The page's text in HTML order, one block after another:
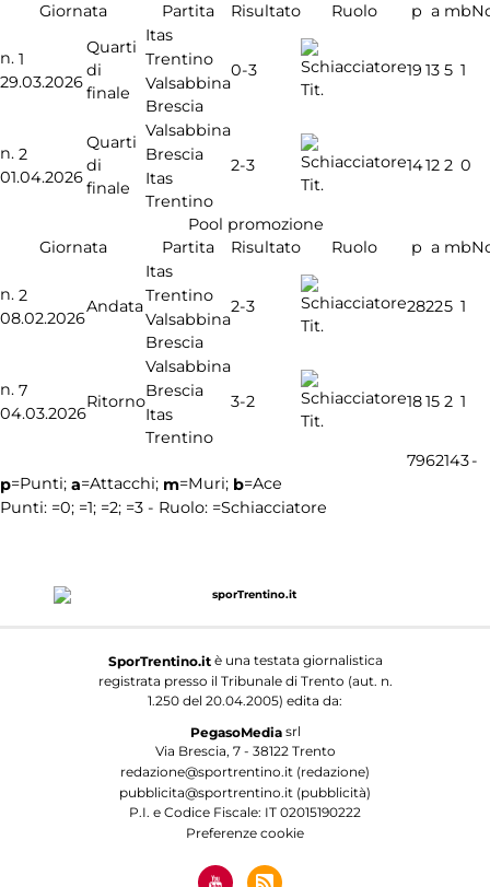
Giornata
Partita Risultato Ruolo p a mb
n. 1
29.03.2026
Quarti
di
finale
Itas
Trentino
Valsabbina
Brescia
0-3
Tit.
19 13 5 1
n. 2
01.04.2026
Quarti
di
finale
Valsabbina
Brescia
Itas
Trentino
2-3
Tit.
1412 2 0
Pool promozione
Giornata
Partita Risultato Ruolo p a mb
n. 2
08.02.2026
Andata
Itas
Trentino
Valsabbina
Brescia
2-3
Tit.
28225 1
n. 7
04.03.2026
Ritorno
Valsabbina
Brescia
Itas
Trentino
3-2
Tit.
1815 2 1
7962143-
p=Punti; a=Attacchi; m=Muri; b=Ace
Punti: =0; =1; =2; =3 - Ruolo: =Schiacciatore
SporTrentino.itè una testata giornalistica
registrata presso il Tribunale di Trento (aut. n.
1.250 del 20.04.2005) edita da:
PegasoMediasrl
Via Brescia, 7 - 38122 Trento
redazione@sportrentino.it (redazione)
pubblicita@sportrentino.it (pubblicità)
P.I. e Codice Fiscale: IT 02015190222
Preferenze cookie